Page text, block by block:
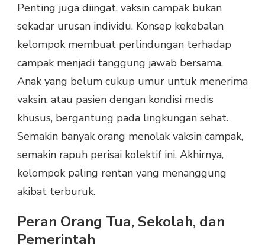
Penting juga diingat, vaksin campak bukan
sekadar urusan individu. Konsep kekebalan
kelompok membuat perlindungan terhadap
campak menjadi tanggung jawab bersama.
Anak yang belum cukup umur untuk menerima
vaksin, atau pasien dengan kondisi medis
khusus, bergantung pada lingkungan sehat.
Semakin banyak orang menolak vaksin campak,
semakin rapuh perisai kolektif ini. Akhirnya,
kelompok paling rentan yang menanggung
akibat terburuk.
Peran Orang Tua, Sekolah, dan
Pemerintah